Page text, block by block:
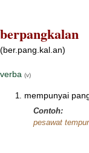
berpangkalan
(ber.pang.kal.an)
verba (v)
mempunyai
Contoh:
pesawat